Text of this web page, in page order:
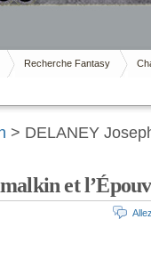
Recherche Fantasy
> DELANEY
et